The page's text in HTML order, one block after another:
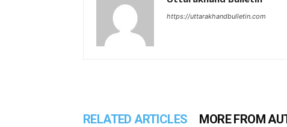
https://uttarakhandbulletin.com
RELATED ARTICLES MORE FROM